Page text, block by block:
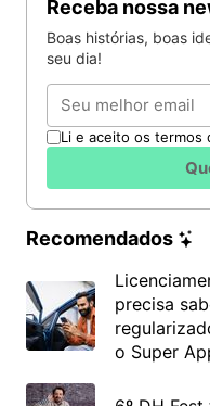
Receba nossa
Boas histórias, boas
seu dia!
Email
Li e aceito os termos
Recomendados
precisa
o Super